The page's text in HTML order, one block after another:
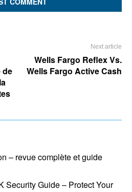
de
Next article
Wells Fargo Reflex Vs.
Wells Fargo Active Cash
– revue complète et guide
Security Guide – Protect Your